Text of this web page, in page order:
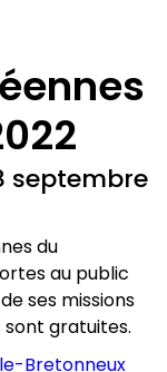
septembre
du
au public
ses missions
sont gratuites.
Bretonneux